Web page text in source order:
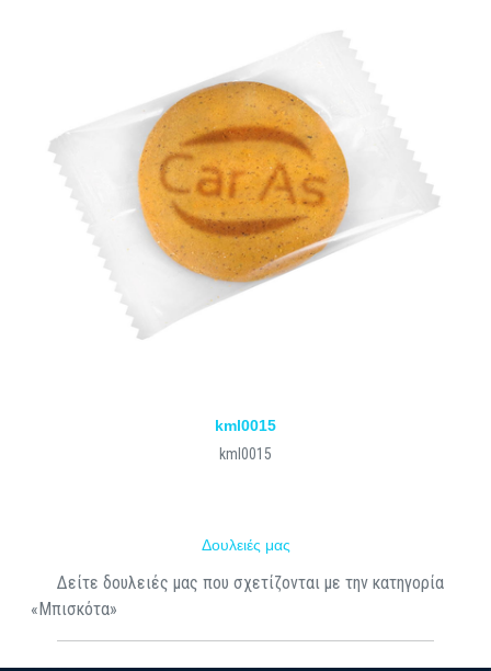
kml0015
kml0015
Δουλειές μας
Δείτε δουλειές μας που σχετίζονται με την κατηγορία
«Μπισκότα»